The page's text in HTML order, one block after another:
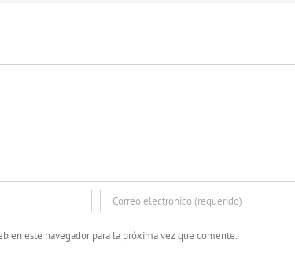
en este navegador para la próxima vez que comente.